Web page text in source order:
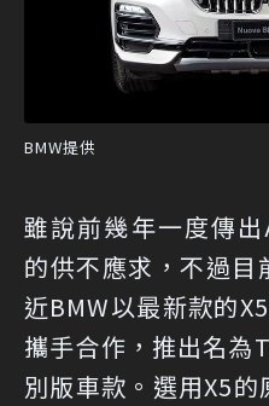
BMW提供
雖說前幾年一度傳
的供不應求，不過目
近BMW以最新款的
攜手合作，推出名
別版車款。選用X5